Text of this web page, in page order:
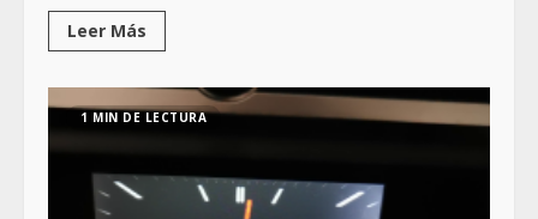
Leer Más
1 MIN DE LECTURA